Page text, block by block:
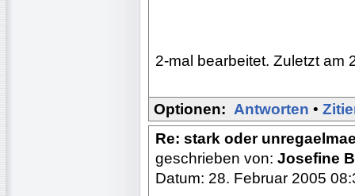
2-mal bearbeitet. Zuletzt am
Optionen: Antworten •
Re: stark oder
geschrieben von: Josefine
Datum: 28. Februar 2005